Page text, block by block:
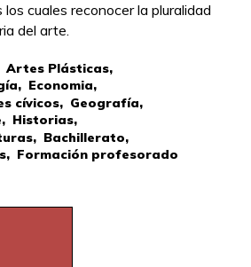
cuales reconocer la pluralidad
del arte.
Artes Plásticas,
Economia,
cívicos, Geografía,
Historias,
Bachillerato,
Formación profesorado